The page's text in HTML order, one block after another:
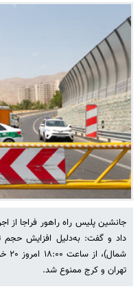
جانشین پلیس راه راهور فراجا از
داد و گفت: به‌دلیل افزایش
تهران و کرج ممنوع شد.